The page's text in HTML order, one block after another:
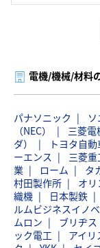
電機/機械/材料
パナソニック
（NEC）
三菱電
ダ）
トヨタ自
ーエンス
三菱
業
ローム タ
村田製作所
オリ
織機
日本製鉄
ルムビジネスイノ
ムロン
ブリヂス
ック電工
アイリ